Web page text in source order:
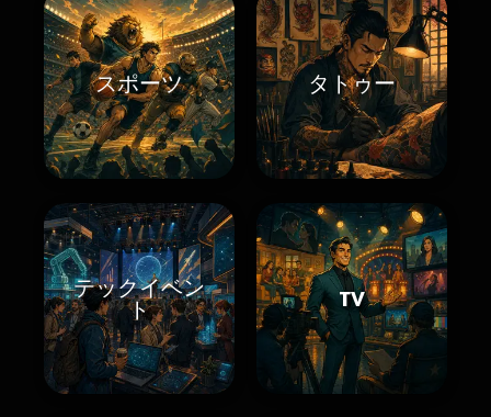
スポーツ タトゥー
テックイベン
ト
TV